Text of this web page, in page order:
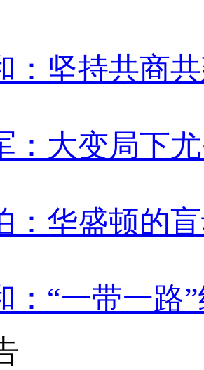
：坚持共商
：大变局下
：华盛顿的
：“一带一路